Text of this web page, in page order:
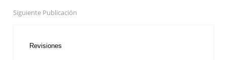
Siguiente Publicación
Revisiones